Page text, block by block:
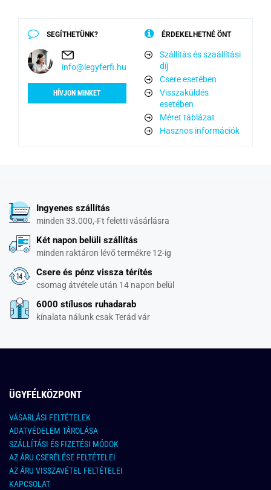
SEGÍTHETÜNK?
info@legyferfi.hu
HÍVJON MINKET
ÉRDEKELHETNÉ ÖNT
Szállítás és szaállítási
díj
Csere esetében
Visszaküldés
esetében
Méret táblázat
Hasznos információk
Ingyenes szállítás
minden 33.000,-Ft feletti vásárlásra
Két napon belüli szállítás
minden raktáron lévő termékre 12-ig
Csere és pénz vissza térítés
csomag átvétele után 14 napon belül
6000 stílusos ruhadarab
kínalata nálunk csak Terád vár
ÜGYFÉLKÖZPONT
VÁSARLÁSI FELTÉTELEK
ADATVÉDELEM TÁROLÁSA
SZÁLLÍTÁSI ÉS FIZETÉSI MÓDOK
AZ ÁRU CSERÉLÉSE FELTÉTELEI
AZ ÁRU VISSZAVÉTEL FELTÉTELEI
KAPCSOLAT